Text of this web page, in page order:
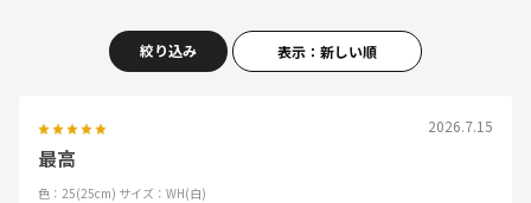
絞り込み 表示：新しい順
2026.7.15
最高
色：25(25cm) サイズ：WH(白)